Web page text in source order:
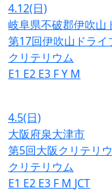
4.12(日)
岐阜県不破郡伊吹山
第17回伊吹山ドラ
クリテリウム
E1 E2 E3 FY M
4.5(日)
大阪府泉大津市
第5回大阪クリテリ
クリテリウム
E1 E2 E3 F M JCT